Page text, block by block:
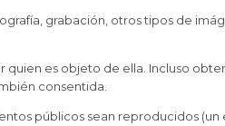
grabación, otros tipos de
es objeto de ella. Incluso
consentida.
públicos sean reproducidos